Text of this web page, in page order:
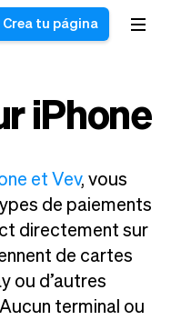
de registro
de reservas
de
de citas
Crea tu página
iPhone
et Vev, vous
de paiements
directement sur
de cartes
ou d’autres
terminal ou